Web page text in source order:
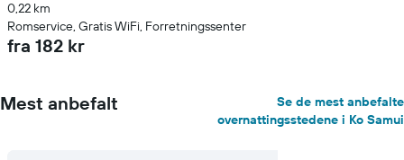
0,22 km
Romservice, Gratis WiFi, Forretningssenter
fra 182 kr
Mest anbefalt
Se de mest anbefalte
overnattingsstedene i Ko Samui